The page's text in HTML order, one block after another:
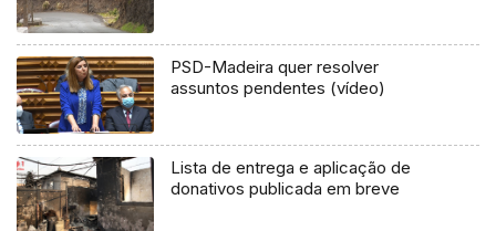
PSD-Madeira quer resolver
assuntos pendentes (vídeo)
Lista de entrega e aplicação de
donativos publicada em breve